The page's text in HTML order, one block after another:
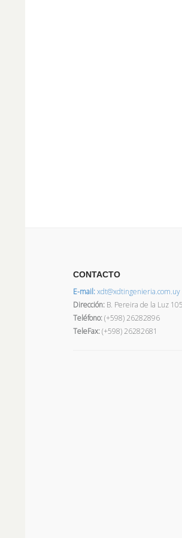
CONTACTO
E-mail:xdt@xdtingenieria.com.uy
Dirección: B. Pereira de la Luz
Teléfono:(+598) 26282896
TeleFax:(+598) 26282681